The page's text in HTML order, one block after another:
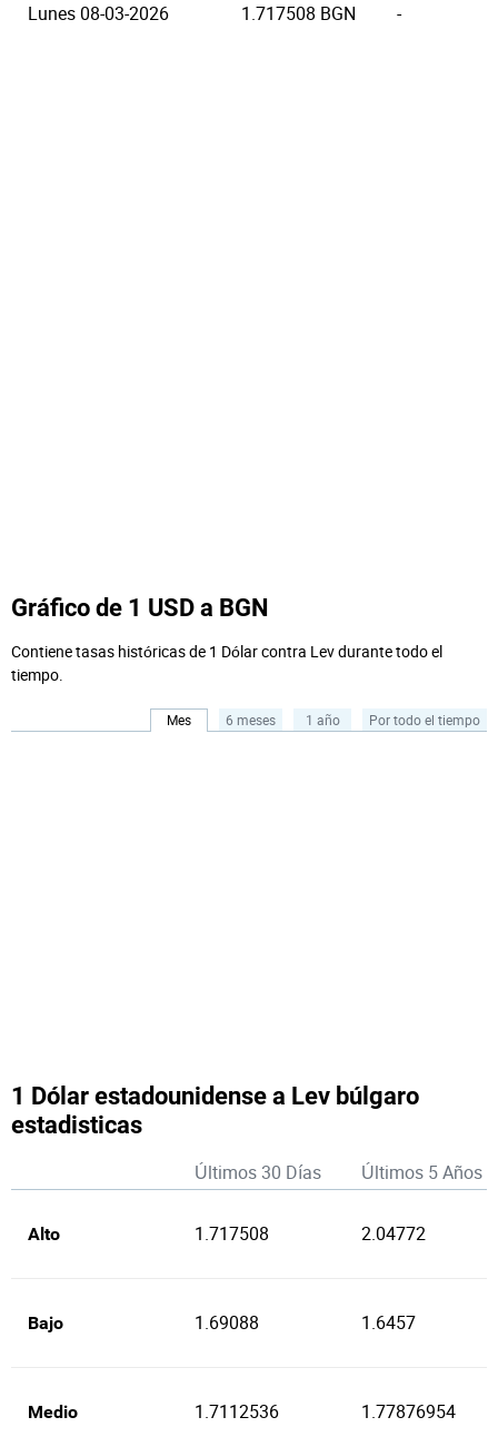
Lunes 08-03-2026 1.717508 BGN -
Gráfico de 1 USD a BGN
Contiene tasas históricas de 1 Dólar contra Lev durante todo el
tiempo.
Mes 6 meses 1 año Por todo el tiempo
1 Dólar estadounidense a Lev búlgaro
estadisticas
Últimos 30 Días Últimos 5 Años
Alto 1.717508 2.04772
Bajo 1.69088 1.6457
Medio 1.7112536 1.77876954